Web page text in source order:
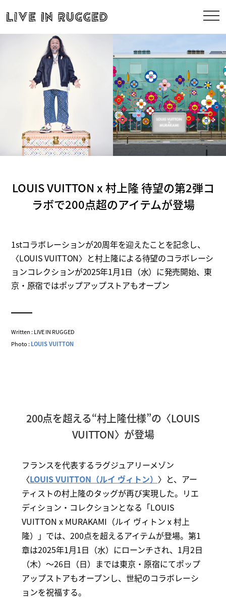
LOUIS VUITTON x 村上隆 待望の第2弾コ
ラボで200点超のアイテムが登場
1stコラボレーションが20周年を迎えたことを記念し、
〈LOUIS VUITTON〉と村上隆による待望のコラボレーシ
ョンコレクションが2025年1月1日（水）に発売開始、東
京・原宿ではポップアップストアもオープン
Written : LIVE IN RUGGED
Photo :LOUIS VUITTON
200点を超える“村上隆仕様”の〈LOUIS
VUITTON〉が登場
フランスを代表するラグジュアリーメゾン
〈LOUIS VUITTON（ルイ ヴィトン） 〉と、アー
ティストの村上隆のタッグが再び実現した。リエ
ディション・コレクションとなる「LOUIS
VUITTON x MURAKAMI（ルイ ヴィトン x 村上
隆）」では、200点を超えるアイテムが登場。第1
章は2025年1月1日（水）にローンチされ、1月2日
（木）～26日（日）までは東京・原宿にてポップ
アップストアもオープンし、世紀のコラボレーシ
ョンを祝福する。